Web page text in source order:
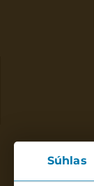
Súhlas